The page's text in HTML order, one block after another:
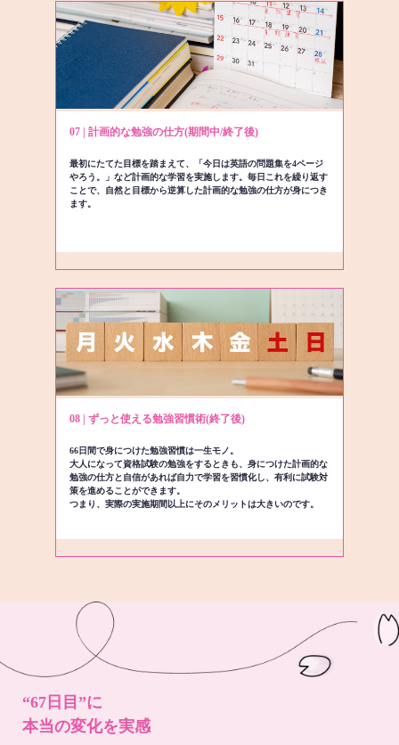
07 | 計画的な勉強の仕方(期間中/終了後)
最初にたてた目標を踏まえて、「今日は英語の問題集を4ページ
やろう。」など計画的な学習を実施します。毎日これを繰り返す
ことで、自然と目標から逆算した計画的な勉強の仕方が身につき
ます。
08 | ずっと使える勉強習慣術(終了後)
66日間で身につけた勉強習慣は一生モノ。
大人になって資格試験の勉強をするときも、身につけた計画的な
勉強の仕方と自信があれば自力で学習を習慣化し、有利に試験対
策を進めることができます。
つまり、実際の実施期間以上にそのメリットは大きいのです。
“67日目”に
本当の変化を実感